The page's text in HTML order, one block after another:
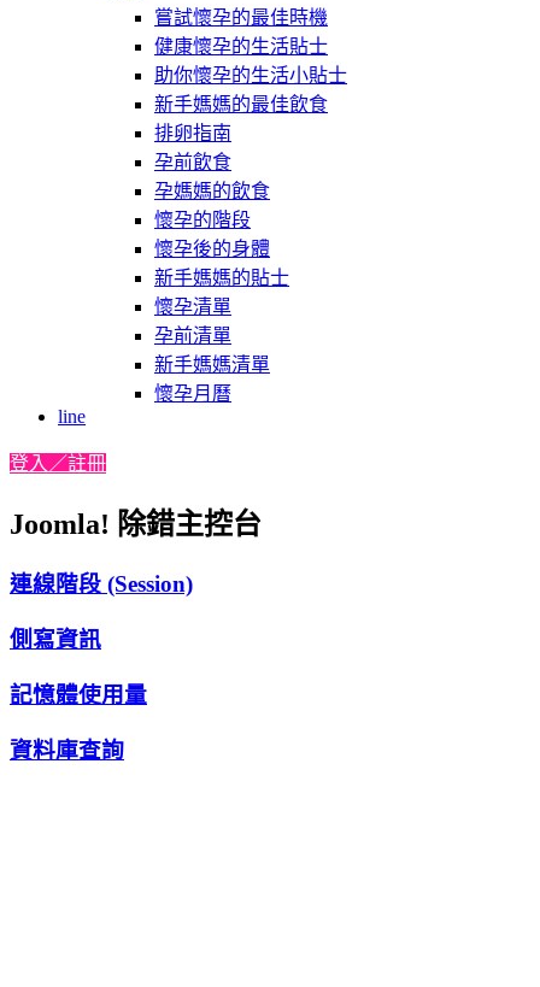
嘗試懷孕的最佳時機
健康懷孕的生活貼士
助你懷孕的生活小貼士
新手媽媽的最佳飲食
排卵指南
孕前飲食
孕媽媽的飲食
懷孕的階段
懷孕後的身體
新手媽媽的貼士
懷孕清單
孕前清單
新手媽媽清單
懷孕月曆
line
登入／註冊
Joomla! 除錯主控台
連線階段 (Session)
側寫資訊
記憶體使用量
資料庫查詢